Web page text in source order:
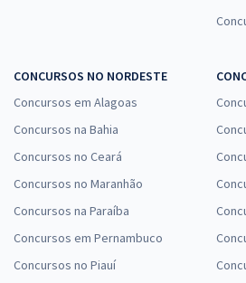
CONCURSOS NO NORDESTE
Concursos em Alagoas
Concursos na Bahia
Concursos no Ceará
Concursos no Maranhão
Concursos na Paraíba
Concursos em Pernambuco
Concursos no Piauí